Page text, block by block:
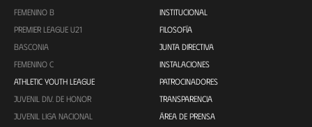
FEMENINO B
PREMIER LEAGUE U21
BASCONIA
FEMENINO C
ATHLETIC YOUTH LEAGUE
JUVENIL DIV. DE HONOR
JUVENIL LIGA NACIONAL
INSTITUCIONAL
FILOSOFÍA
JUNTA DIRECTIVA
INSTALACIONES
PATROCINADORES
TRANSPARENCIA
ÁREA DE PRENSA